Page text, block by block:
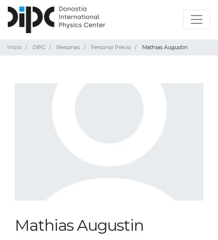
Inicio DIPC Personas Personal Previo Mathias Augustin
Mathias Augustin